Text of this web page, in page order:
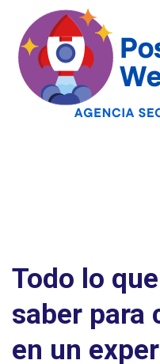
Todo lo
saber para
en un
Optimiza tu web
para las AI
Google
Overviews y los
LLMs